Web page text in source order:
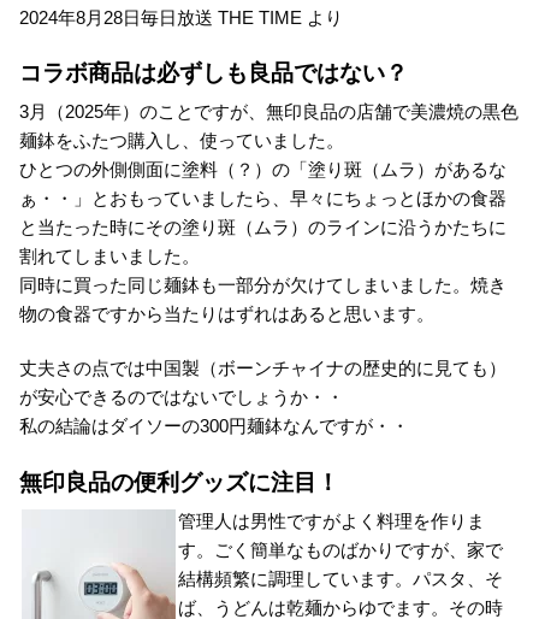
2024年8月28日毎日放送 THE TIME より
コラボ商品は必ずしも良品ではない？
3月（2025年）のことですが、無印良品の店舗で美濃焼の黒色
麺鉢をふたつ購入し、使っていました。
ひとつの外側側面に塗料（？）の「塗り斑（ムラ）があるな
ぁ・・」とおもっていましたら、早々にちょっとほかの食器
と当たった時にその塗り斑（ムラ）のラインに沿うかたちに
割れてしまいました。
同時に買った同じ麺鉢も一部分が欠けてしまいました。焼き
物の食器ですから当たりはずれはあると思います。
丈夫さの点では中国製（ボーンチャイナの歴史的に見ても）
が安心できるのではないでしょうか・・
私の結論はダイソーの300円麺鉢なんですが・・
無印良品の便利グッズに注目！
管理人は男性ですがよく料理を作りま
す。ごく簡単なものばかりですが、家で
結構頻繁に調理しています。パスタ、そ
ば、うどんは乾麺からゆでます。その時